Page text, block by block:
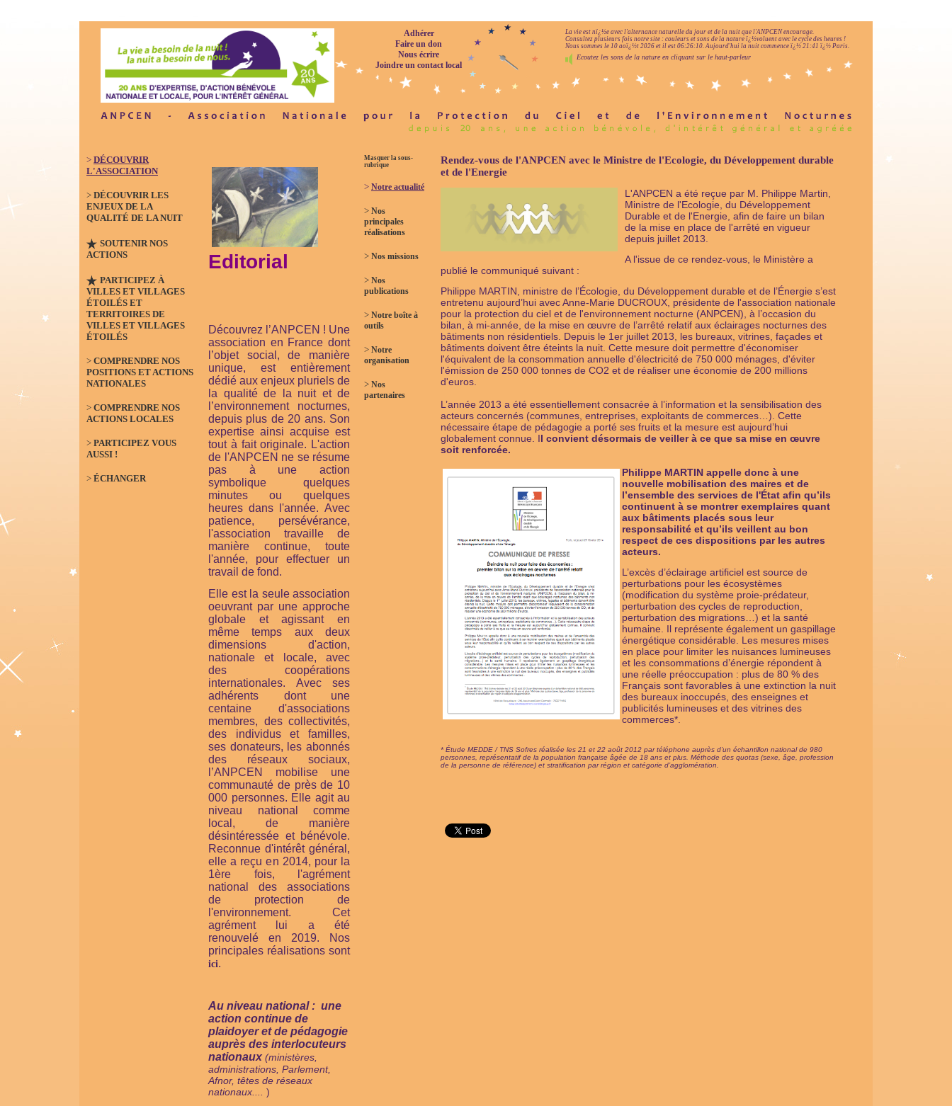
Adhérer
Faire un don
Nous écrire
Joindre un contact local
La vie est nï¿½e avec l'alternance naturelle du jour et de la nuit que l'ANPCEN encourage.
Consultez plusieurs fois notre site : couleurs et sons de la nature ï¿½voluent avec le cycle des heures !
Nous sommes le 10 aoï¿½t 2026 et il est 06:26:11.Aujourd'hui la nuit commence ï¿½ 21:41 ï¿½ Paris.
Ecoutez les sons de la nature en cliquant sur le haut-parleur
> DÉCOUVRIR
L'ASSOCIATION
> DÉCOUVRIR LES
ENJEUX DE LA
QUALITÉ DE LA NUIT
SOUTENIR NOS
ACTIONS
PARTICIPEZ À
VILLES ET VILLAGES
ÉTOILÉS ET
TERRITOIRES DE
VILLES ET VILLAGES
ÉTOILÉS
> COMPRENDRE NOS
POSITIONS ET ACTIONS
NATIONALES
> COMPRENDRE NOS
ACTIONS LOCALES
> PARTICIPEZ VOUS
AUSSI !
> ÉCHANGER
Editorial
Découvrez l’ANPCEN ! Une
association en France dont
l’objet social, de manière
unique, est entièrement
dédié aux enjeux pluriels de
la qualité de la nuit et de
l’environnement nocturnes,
depuis plus de 20 ans. Son
expertise ainsi acquise est
tout à fait originale. L'action
de l'ANPCEN ne se résume
pas à une action
symbolique quelques
minutes ou quelques
heures dans l'année. Avec
patience, persévérance,
l'association travaille de
manière continue, toute
l'année, pour effectuer un
travail de fond.
Elle est la seule association
oeuvrant par une approche
globale et agissant en
même temps aux deux
dimensions d'action,
nationale et locale, avec
des coopérations
internationales. Avec ses
adhérents dont une
centaine d'associations
membres, des collectivités,
des individus et familles,
ses donateurs, les abonnés
des réseaux sociaux,
l’ANPCEN mobilise une
communauté de près de 10
000 personnes. Elle agit au
niveau national comme
local, de manière
désintéressée et bénévole.
Reconnue d'intérêt général,
elle a reçu en 2014, pour la
1ère fois, l'agrément
national des associations
de protection de
l'environnement. Cet
agrément lui a été
renouvelé en 2019. Nos
principales réalisations sont
ici.
Au niveau national : une
action continue de
plaidoyer et de pédagogie
auprès des interlocuteurs
nationaux (ministères,
administrations, Parlement,
Afnor, têtes de réseaux
nationaux....
)
Masquer la sous-
rubrique
> Notre actualité
> Nos
principales
réalisations
> Nos missions
> Nos
publications
> Notre boîte à
outils
> Notre
organisation
> Nos
partenaires
Rendez-vous de l'ANPCEN avec le Ministre de l'Ecologie, du Développement durable
et de l'Energie
L'ANPCEN a été reçue par M. Philippe Martin,
Ministre de l'Ecologie, du Développement
Durable et de l'Energie, afin de faire un bilan
de la mise en place de l'arrêté en vigueur
depuis juillet 2013.
A l'issue de ce rendez-vous, le Ministère a
publié le communiqué suivant :
Philippe MARTIN, ministre de l’Écologie, du Développement durable et de l’Énergie s’est
entretenu aujourd’hui avec Anne-Marie DUCROUX, présidente de l'association nationale
pour la protection du ciel et de l'environnement nocturne (ANPCEN), à l’occasion du
bilan, à mi-année, de la mise en œuvre de l’arrêté relatif aux éclairages nocturnes des
bâtiments non résidentiels. Depuis le 1er juillet 2013, les bureaux, vitrines, façades et
bâtiments doivent être éteints la nuit. Cette mesure doit permettre d'économiser
l'équivalent de la consommation annuelle d'électricité de 750 000 ménages, d'éviter
l'émission de 250 000 tonnes de CO2 et de réaliser une économie de 200 millions
d'euros.
L’année 2013 a été essentiellement consacrée à l’information et la sensibilisation des
acteurs concernés (communes, entreprises, exploitants de commerces…). Cette
nécessaire étape de pédagogie a porté ses fruits et la mesure est aujourd’hui
globalement connue. Il convient désormais de veiller à ce que sa mise en œuvre
soit renforcée.
Philippe MARTIN appelle donc à une
nouvelle mobilisation des maires et de
l’ensemble des services de l'État afin qu’ils
continuent à se montrer exemplaires quant
aux bâtiments placés sous leur
responsabilité et qu’ils veillent au bon
respect de ces dispositions par les autres
acteurs.
L’excès d’éclairage artificiel est source de
perturbations pour les écosystèmes
(modification du système proie-prédateur,
perturbation des cycles de reproduction,
perturbation des migrations…) et la santé
humaine. Il représente également un gaspillage
énergétique considérable. Les mesures mises
en place pour limiter les nuisances lumineuses
et les consommations d’énergie répondent à
une réelle préoccupation : plus de 80 % des
Français sont favorables à une extinction la nuit
des bureaux inoccupés, des enseignes et
publicités lumineuses et des vitrines des
commerces*.
* Étude MEDDE / TNS Sofres réalisée les 21 et 22 août 2012 par téléphone auprès d’un échantillon national de 980
personnes, représentatif de la population française âgée de 18 ans et plus. Méthode des quotas (sexe, âge, profession
de la personne de référence) et stratification par région et catégorie d’agglomération.